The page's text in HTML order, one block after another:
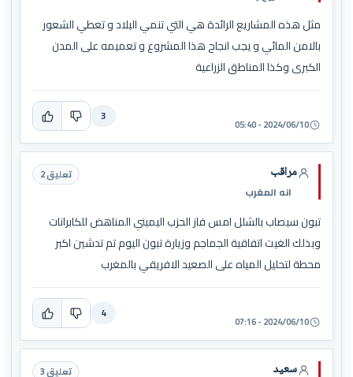
مثل هذه المشاريع الرائدة هي التي تنمي البلاد و تعطي الشعور
بالامن المائي و يجب انجاح هذا المشروع و تعميمه على المدن
الكبرى وكذا المناطق الزراعية
2024/06/10 - 05:40
3
مراقب
انه المغرب
تعليق 2
تبون سيصاب بالشلل امس فاز الحزب اليميني المناهض للكابرانات
وبذلك الغيت اتفاقية الجماجم وزيارة تبون اليوم تم تدشين اكبر
محطة لتحليل المياه على الصعيد الافريقي بالمغرب
2024/06/10 - 07:16
4
سعيد تعليق 3